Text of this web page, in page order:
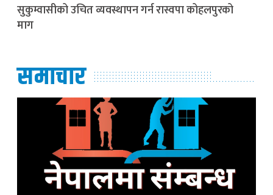
सुकुम्वासीको उचित व्यवस्थापन गर्न रास्वपा कोहलपुरको
माग
समाचार